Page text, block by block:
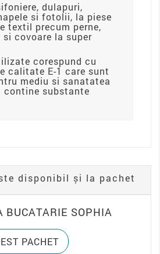
dulapuri,
si fotolii, la piese
textil precum perne,
covoare la super
corespund cu
calitate E-1 care sunt
mediu si sanatatea
contine substante
disponibil și la pachet
BUCATARIE SOPHIA
PACHET